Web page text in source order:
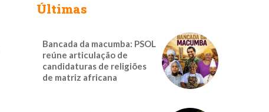
Últimas
Bancada da macumba: PSOL
reúne articulação de
candidaturas de religiões
de matriz africana